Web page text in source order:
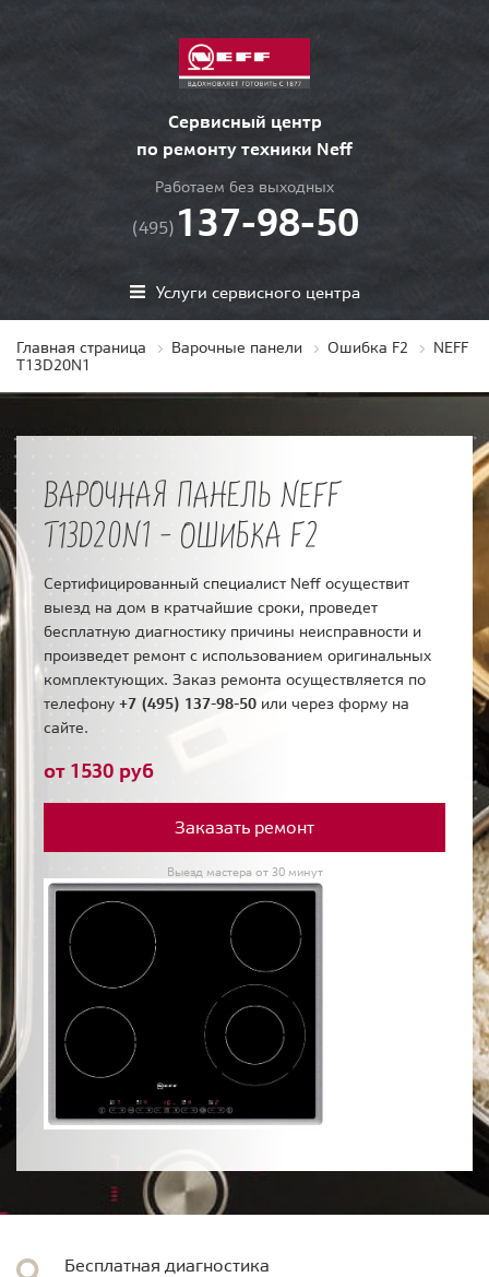
Сервисный центр
по ремонту техники Neff
Работаем без выходных
(495) 137-98-50
Услуги сервисного центра
Главная страница Варочные панели Ошибка F2
NEFF
T13D20N1
ВАРОЧНАЯ ПАНЕЛЬ NEFF
T13D20N1 - ОШИБКА F2
Сертифицированный специалист Neff осуществит
выезд на дом в кратчайшие сроки, проведет
бесплатную диагностику причины неисправности и
произведет ремонт с использованием оригинальных
комплектующих. Заказ ремонта осуществляется по
телефону +7 (495) 137-98-50 или через форму на
сайте.
от 1530 руб
Заказать ремонт
Выезд мастера от 30 минут
Бесплатная диагностика